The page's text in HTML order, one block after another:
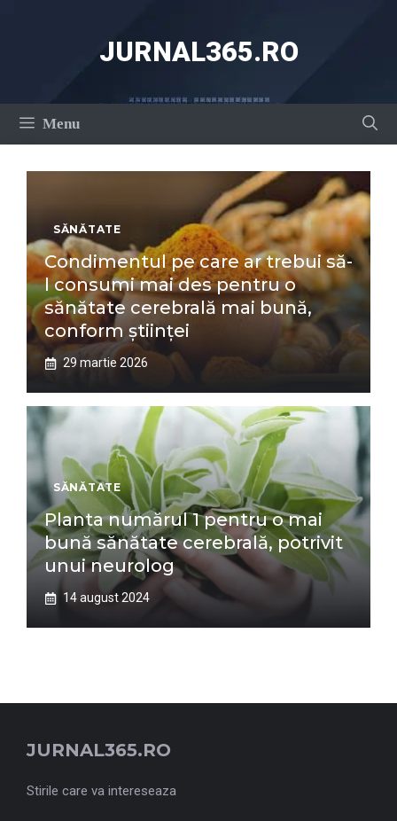
JURNAL365.RO
Menu
SĂNĂTATE
Condimentul pe care ar trebui să-
l consumi mai des pentru o
sănătate cerebrală mai bună,
conform științei
29 martie 2026
SĂNĂTATE
Planta numărul 1 pentru o mai
bună sănătate cerebrală, potrivit
unui neurolog
14 august 2024
JURNAL365.RO
Stirile care va intereseaza